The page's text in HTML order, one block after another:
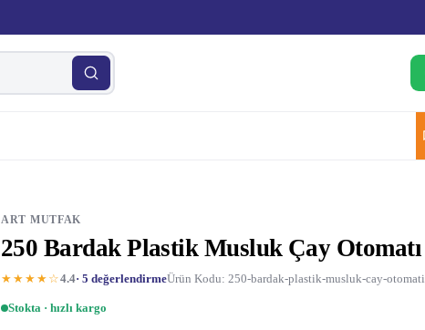
ART MUTFAK
250 Bardak Plastik Musluk Çay Otomatı
★★★★☆4.4· 5 değerlendirmeÜrün Kodu: 250-bardak-plastik-musluk-cay-otomati
Stokta · hızlı kargo